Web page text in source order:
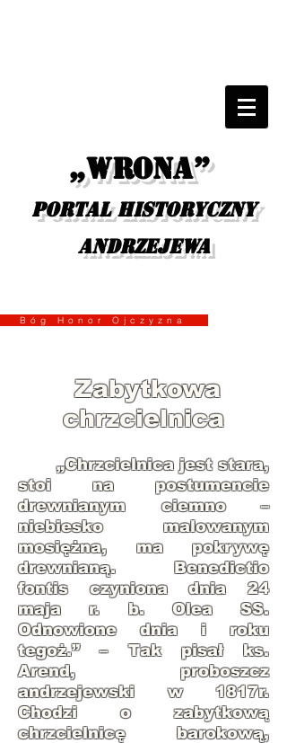
„Wrona”
portal historyczny
Andrzejewa
Honor Ojczyzna
Zabytkowa
chrzcielnica
„Chrzcielnica jest stara,
stoi na postumencie
drewnianym ciemno –
niebiesko malowanym
mosiężna, ma pokrywę
drewnianą. Benedictio
fontis czyniona dnia 24
maja r. b. Olea SS.
Odnowione dnia i roku
tegoż.” – Tak pisał ks.
Arend, proboszcz
andrzejewski w 1817r.
Chodzi o zabytkową
chrzcielnicę barokową,